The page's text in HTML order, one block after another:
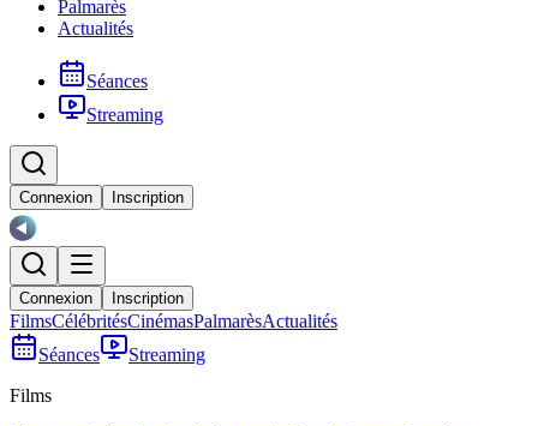
Palmarès
Actualités
Séances
Streaming
Connexion Inscription
Connexion Inscription
FilmsCélébritésCinémasPalmarèsActualités
Séances
Streaming
Films